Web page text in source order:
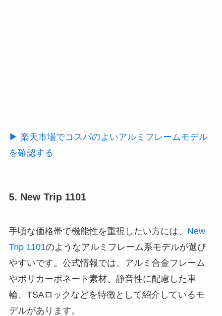
▶ 楽天市場でコスパのよいアルミフレームモデル
を確認する
5. New Trip 1101
手頃な価格帯で機能性を重視したい方には、 New
Trip 1101のようなアルミフレーム系モデルが選び
やすいです。公式情報では、アルミ合金フレーム
やポリカーボネート素材、静音性に配慮した車
輪、TSAロックなどを特徴として紹介しているモ
デルがあります。